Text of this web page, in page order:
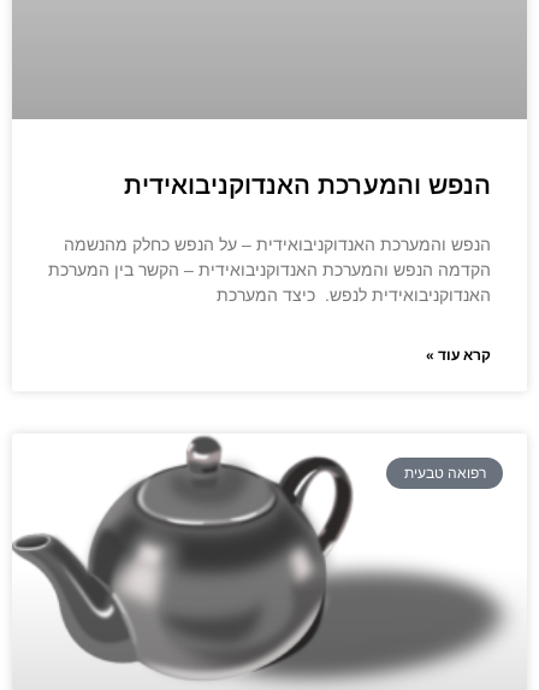
הנפש והמערכת האנדוקניבואידית
הנפש והמערכת האנדוקניבואידית – על הנפש כחלק מהנשמה
הקדמה הנפש והמערכת האנדוקניבואידית – הקשר בין המערכת
האנדוקניבואידית לנפש. כיצד המערכת
קרא עוד »
רפואה טבעית